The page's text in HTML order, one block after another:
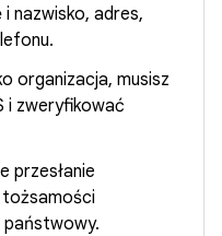
nazwisko, adres,
organizacja, musisz
i zweryfikować
przesłanie